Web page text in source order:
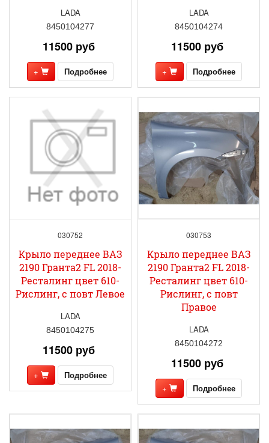
LADA
8450104277
11500 руб
+ Подробнее
LADA
8450104274
11500 руб
+ Подробнее
030752
Крыло переднее ВАЗ
2190 Гранта2 FL 2018-
Ресталинг цвет 610-
Рислинг, с повт Левое
LADA
8450104275
11500 руб
+ Подробнее
030753
Крыло переднее ВАЗ
2190 Гранта2 FL 2018-
Ресталинг цвет 610-
Рислинг, с повт
Правое
LADA
8450104272
11500 руб
+ Подробнее